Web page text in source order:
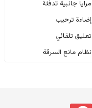
مرايا جانبية تدفئة
إضاءة ترحيب
تعليق تلقائي
نظام مانع السرقة